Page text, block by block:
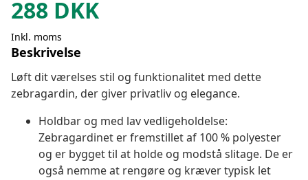
288 DKK
Inkl. moms
Beskrivelse
Løft dit værelses stil og funktionalitet med dette
zebragardin, der giver privatliv og elegance.
Holdbar og med lav vedligeholdelse:
Zebragardinet er fremstillet af 100 % polyester
og er bygget til at holde og modstå slitage. De er
også nemme at rengøre og kræver typisk let